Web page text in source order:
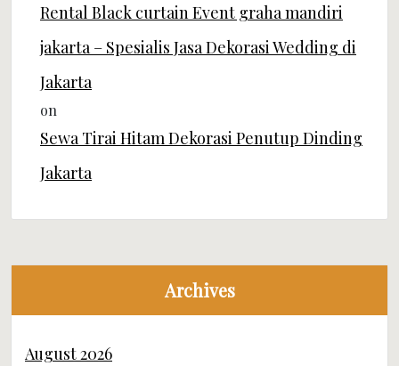
Rental Black curtain Event graha mandiri
jakarta – Spesialis Jasa Dekorasi Wedding di
Jakarta
on
Sewa Tirai Hitam Dekorasi Penutup Dinding
Jakarta
Archives
August 2026